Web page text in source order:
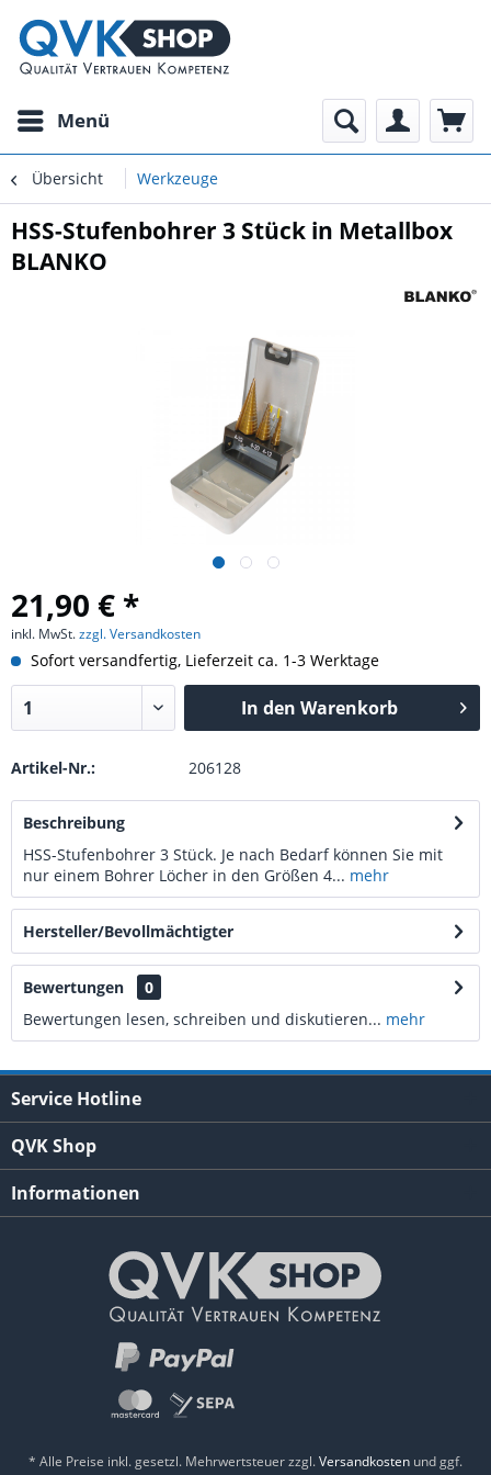
Menü
Übersicht Werkzeuge
HSS-Stufenbohrer 3 Stück in Metallbox
BLANKO
21,90 € *
inkl. MwSt.zzgl. Versandkosten
Sofort versandfertig, Lieferzeit ca. 1-3 Werktage
In den Warenkorb
Artikel-Nr.: 206128
Beschreibung
HSS-Stufenbohrer 3 Stück. Je nach Bedarf können Sie mit
nur einem Bohrer Löcher in den Größen 4... mehr
Hersteller/Bevollmächtigter
Bewertungen
0
Bewertungen lesen, schreiben und diskutieren... mehr
Service Hotline
QVK Shop
Informationen
* Alle Preise inkl. gesetzl. Mehrwertsteuer zzgl.Versandkosten und ggf.